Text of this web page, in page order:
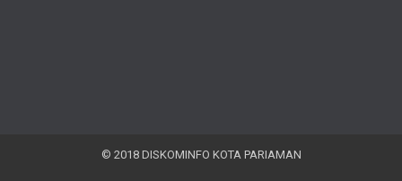
© 2018 DISKOMINFO KOTA PARIAMAN